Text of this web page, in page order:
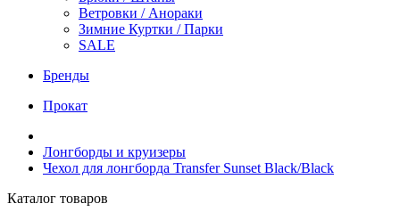
Ветровки / Анораки
Зимние Куртки / Парки
SALE
Бренды
Прокат
Лонгборды и круизеры
Чехол для лонгборда Transfer Sunset Black/Black
Каталог товаров